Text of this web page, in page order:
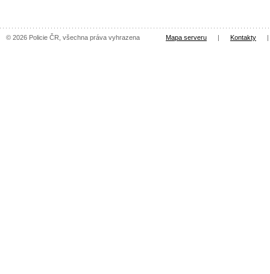
© 2026 Policie ČR, všechna práva vyhrazena Mapa serveru | Kontakty |